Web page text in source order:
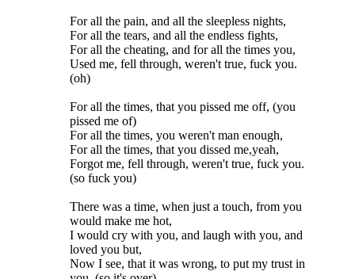
For all the pain, and all the sleepless nights,
For all the tears, and all the endless fights,
For all the cheating, and for all the times you,
Used me, fell through, weren't true, fuck you.
(oh)
For all the times, that you pissed me off, (you
pissed me of)
For all the times, you weren't man enough,
For all the times, that you dissed me,yeah,
Forgot me, fell through, weren't true, fuck you.
(so fuck you)
There was a time, when just a touch, from you
would make me hot,
I would cry with you, and laugh with you, and
loved you but,
Now I see, that it was wrong, to put my trust in